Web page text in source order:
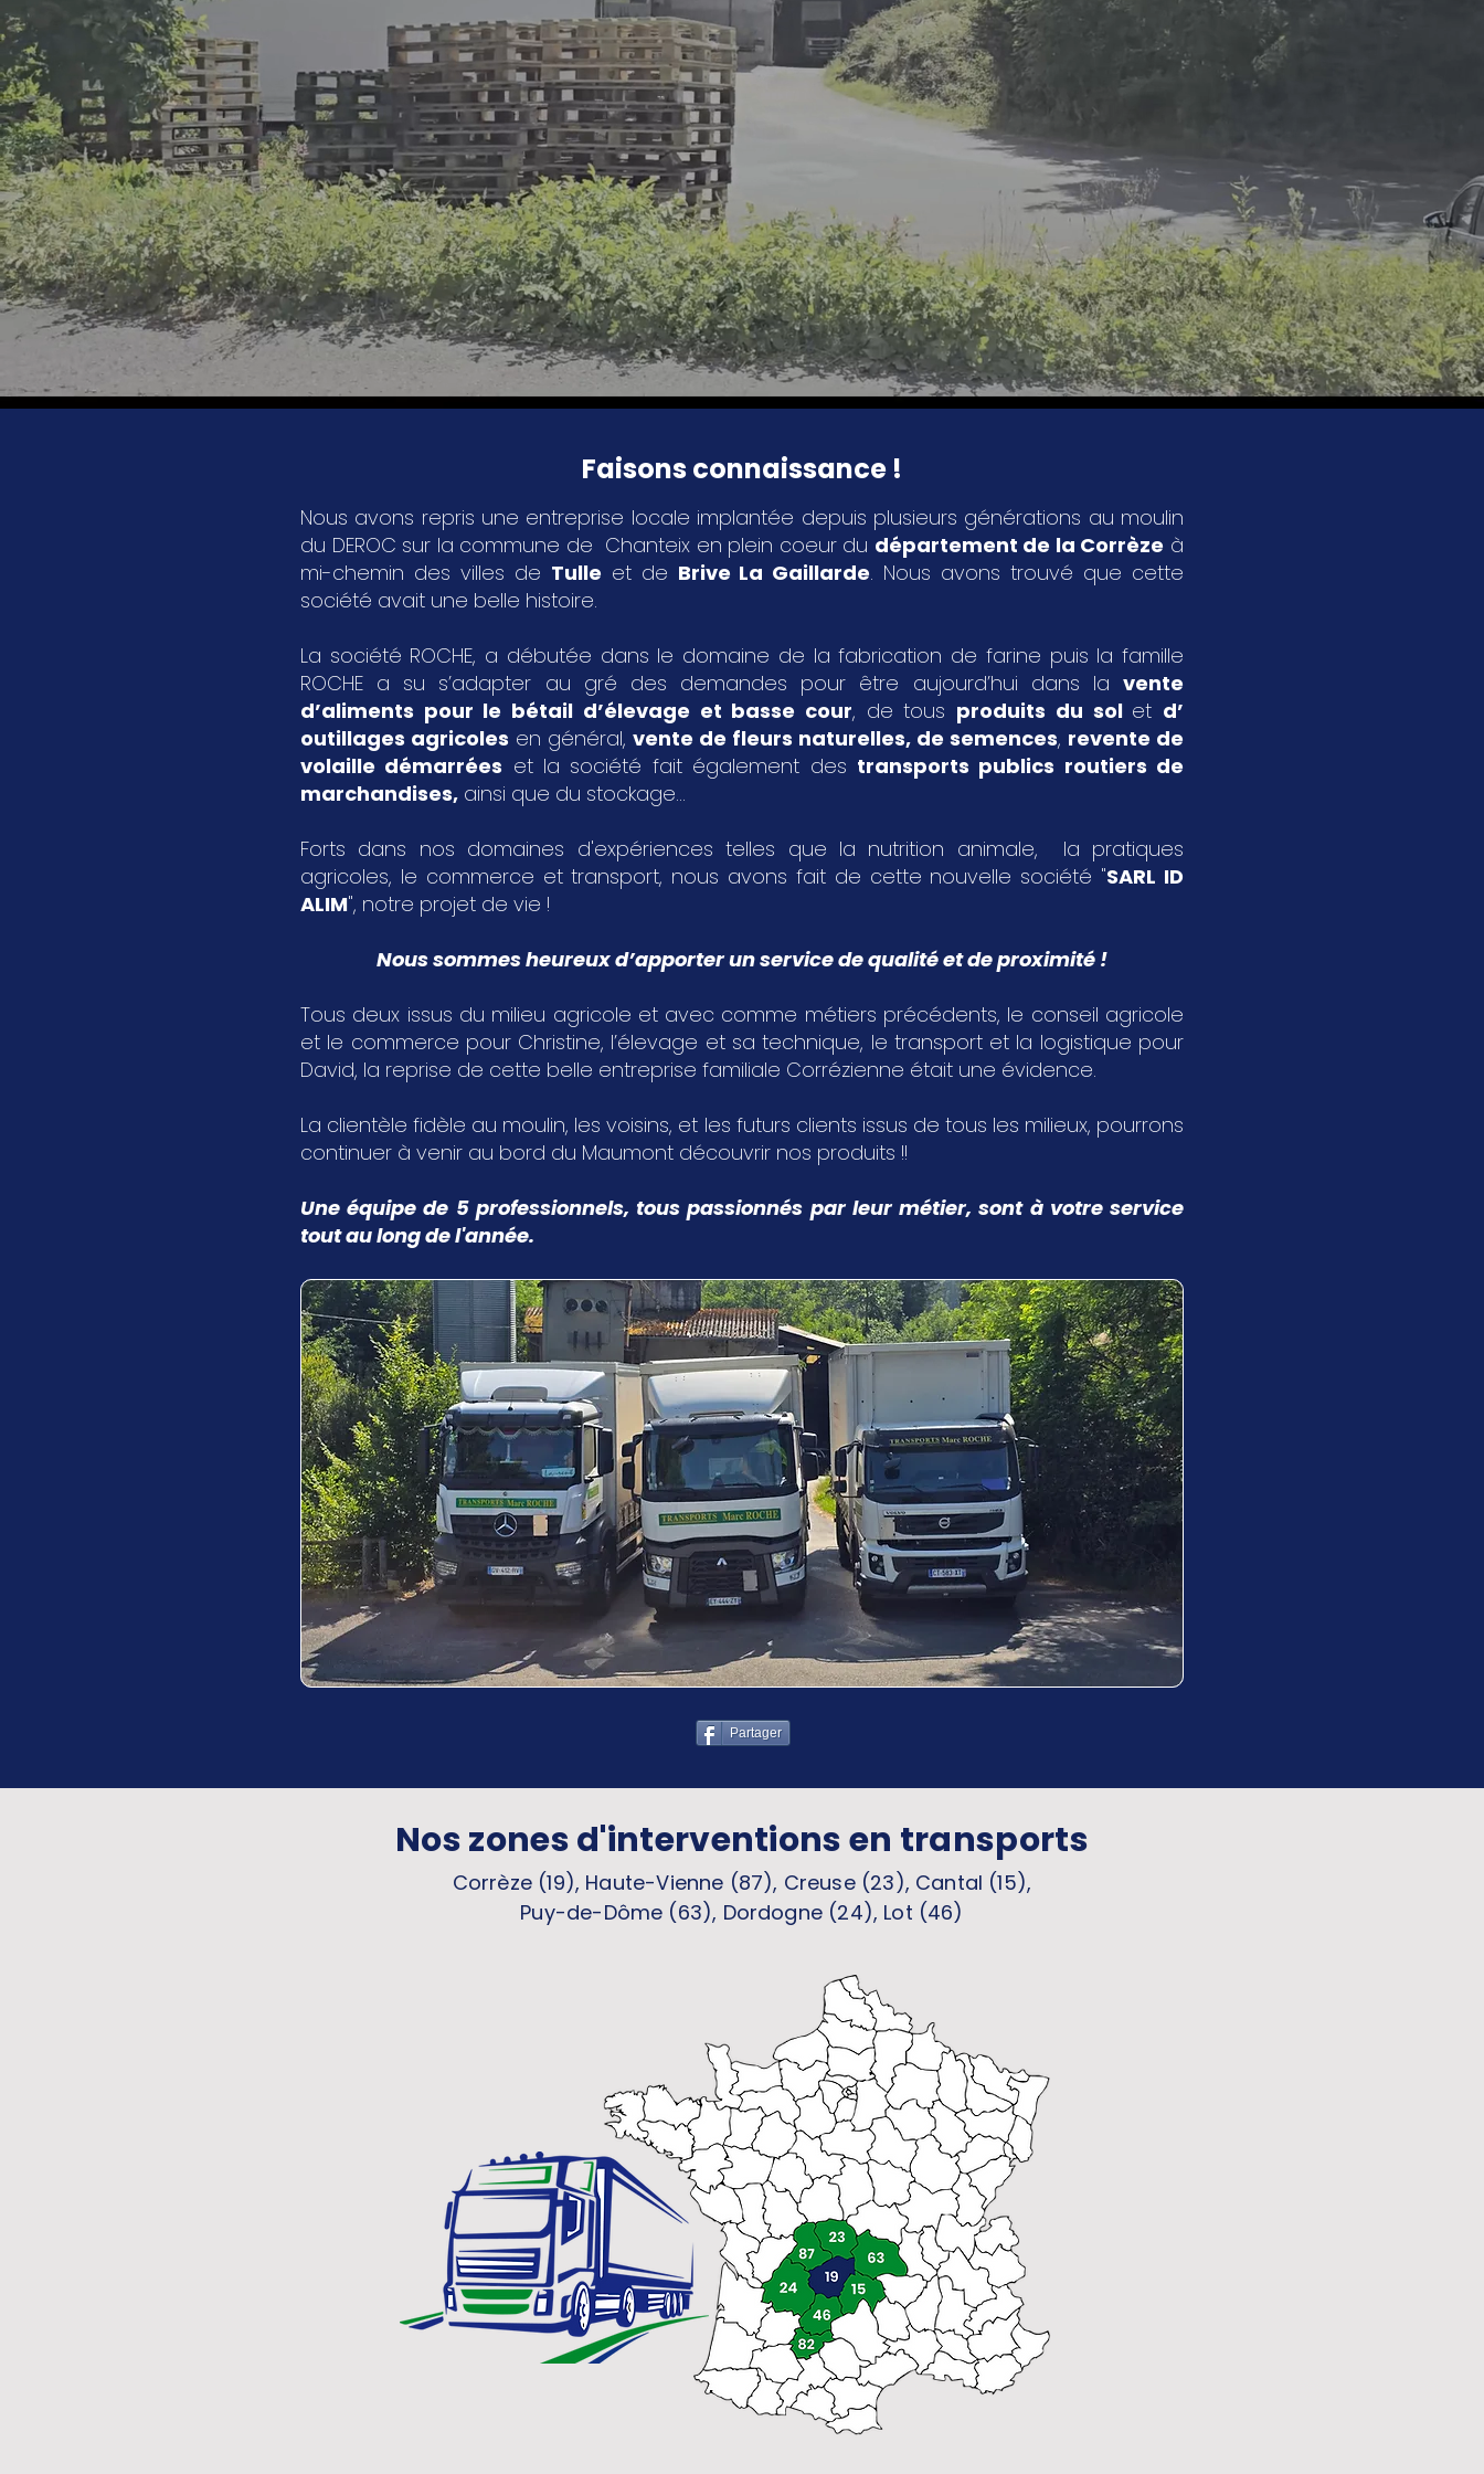
Faisons connaissance !
Nous avons repris une entreprise locale implantée depuis plusieurs générations au moulin
du DEROC sur la commune de Chanteix en plein coeur du département de la Corrèze à
mi-chemin des villes de Tulle et de Brive La Gaillarde. Nous avons trouvé que cette
société avait une belle histoire.
La société ROCHE, a débutée dans le domaine de la fabrication de farine puis la famille
ROCHE a su s’adapter au gré des demandes pour être aujourd’hui dans la vente
d’aliments pour le bétail d’élevage et basse cour, de tous produits du sol et d’
outillages agricoles en général, vente de fleurs naturelles, de semences, revente de
volaille démarrées et la société fait également des transports publics routiers de
marchandises, ainsi que du stockage...
Forts dans nos domaines d'expériences telles que la nutrition animale, la pratiques
agricoles, le commerce et transport, nous avons fait de cette nouvelle société "SARL ID
ALIM", notre projet de vie !
Nous sommes heureux d’apporter un service de qualité et de proximité !
Tous deux issus du milieu agricole et avec comme métiers précédents, le conseil agricole
et le commerce pour Christine, l’élevage et sa technique, le transport et la logistique pour
David, la reprise de cette belle entreprise familiale Corrézienne était une évidence.
La clientèle fidèle au moulin, les voisins, et les futurs clients issus de tous les milieux, pourrons
continuer à venir au bord du Maumont découvrir nos produits !!
Une équipe de 5 professionnels, tous passionnés par leur métier, sont à votre service
tout au long de l'année.
Partager
Nos zones d'interventions en transports
Corrèze (19), Haute-Vienne (87), Creuse (23), Cantal (15),
Puy-de-Dôme (63), Dordogne (24), Lot (46)